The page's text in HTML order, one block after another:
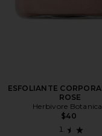
ESFOLIANTE
ROSE
Herbivore
$40